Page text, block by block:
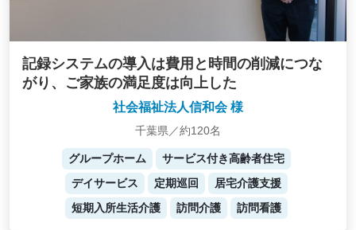
記録システムの導入は費用と時間の削減につな
がり、ご家族の満足度は向上した
社会福祉法人信和会 様
千葉県／約120名
グループホーム
サービス付き高齢者住宅
デイサービス
定期巡回
居宅介護支援
短期入所生活介護
訪問介護 訪問看護